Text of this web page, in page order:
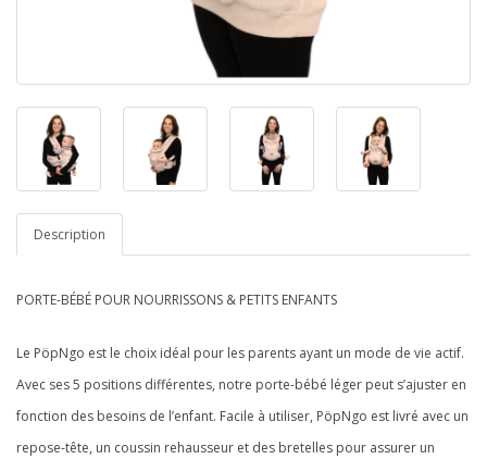
Description
PORTE-BÉBÉ POUR NOURRISSONS & PETITS ENFANTS
Le PöpNgo est le choix idéal pour les parents ayant un mode de vie actif.
Avec ses 5 positions différentes, notre porte-bébé léger peut s’ajuster en
fonction des besoins de l’enfant. Facile à utiliser, PöpNgo est livré avec un
repose-tête, un coussin rehausseur et des bretelles pour assurer un